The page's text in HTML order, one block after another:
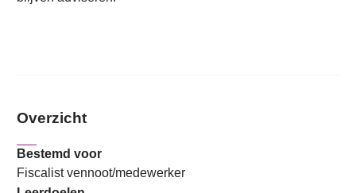
Overzicht
Bestemd voor
Fiscalist vennoot/medewerker